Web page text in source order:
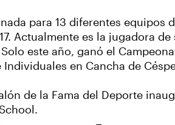
para 13 diferentes equipos
Actualmente es la jugadora
este año, ganó el
en Cancha de
de la Fama del Deporte